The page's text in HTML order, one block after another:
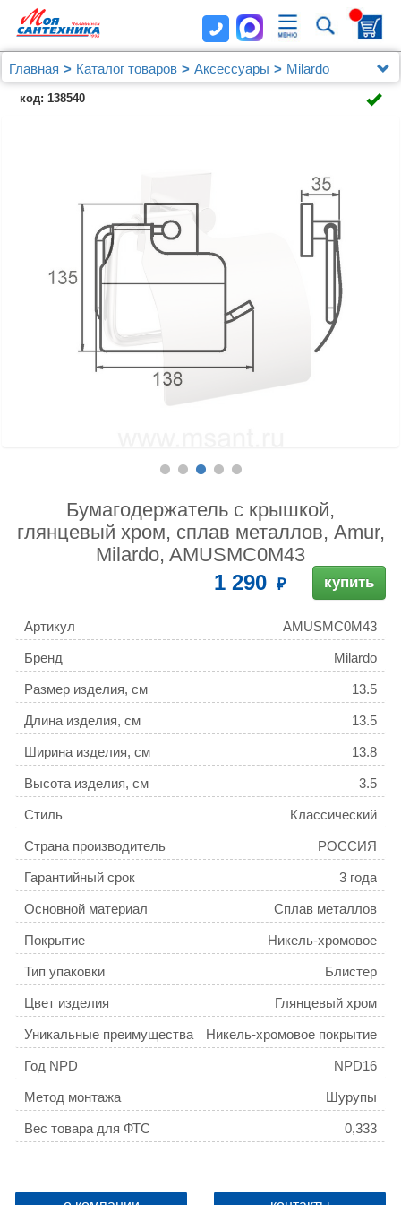
Главная Каталог товаров Аксессуары
Milardo
Бумагодержатель c крышкой, глянцевый хром, сплав
металлов, Amur, Milardo, AMUSMC0M43
код: 138540
Бумагодержатель c крышкой,
глянцевый хром, сплав металлов, Amur,
Milardo, AMUSMC0M43
1 290 купить
Артикул AMUSMC0M43
Бренд Milardo
Размер изделия, см 13.5
Длина изделия, см 13.5
Ширина изделия, см 13.8
Высота изделия, см 3.5
Стиль Классический
Страна производитель РОССИЯ
Гарантийный срок 3 года
Основной материал Сплав металлов
Покрытие Никель-хромовое
Тип упаковки Блистер
Цвет изделия Глянцевый хром
Уникальные преимущества
Никель-хромовое покрытие
придает высокую влаго- и
износостойкость, что
обеспечивает долгий срок
службы изделия.
Год NPD NPD16
Метод монтажа Шурупы
Вес товара для ФТС 0,333